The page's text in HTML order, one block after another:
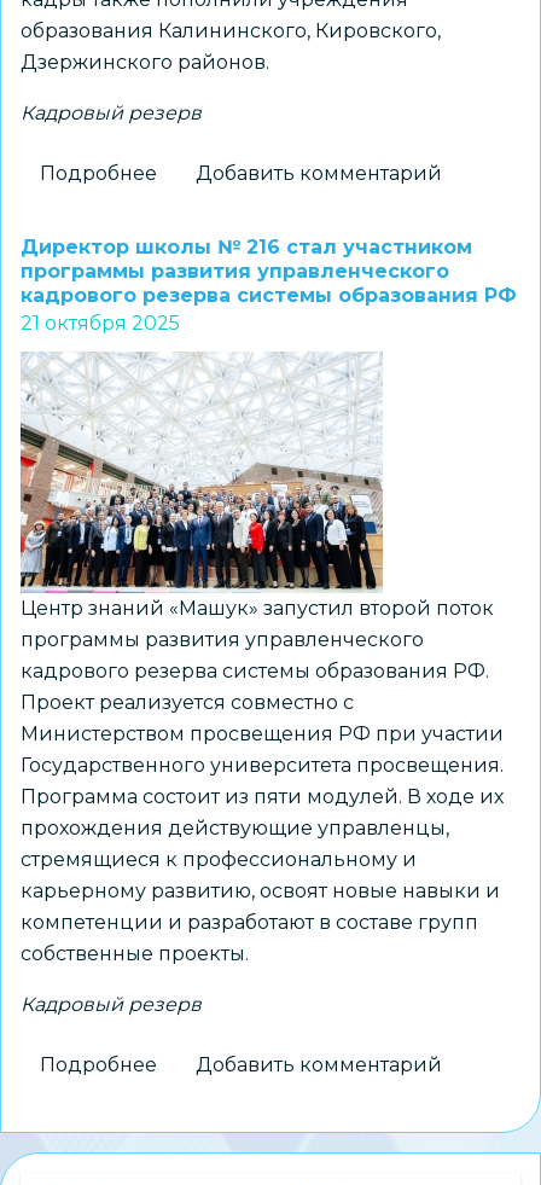
образования Калининского, Кировского,
Дзержинского районов.
Кадровый резерв
Подробнее
последние
три
года
в
Новосибирске
заметно
обновился
педагогический
состав:
количество
молодых
специалистов
стабильно
растет
Добавить комментарий
Директор школы № 216 стал участником
программы развития управленческого
кадрового резерва системы образования РФ
21 октября 2025
Центр знаний «Машук» запустил второй поток
программы развития управленческого
кадрового резерва системы образования РФ.
Проект реализуется совместно с
Министерством просвещения РФ при участии
Государственного университета просвещения.
Программа состоит из пяти модулей. В ходе их
прохождения действующие управленцы,
стремящиеся к профессиональному и
карьерному развитию, освоят новые навыки и
компетенции и разработают в составе групп
собственные проекты.
Кадровый резерв
Подробнее
школы
№
Добавить комментарий